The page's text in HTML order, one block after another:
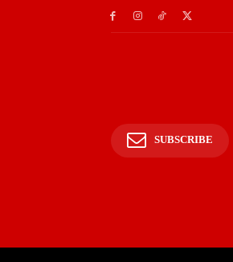
SUBSCRIBE